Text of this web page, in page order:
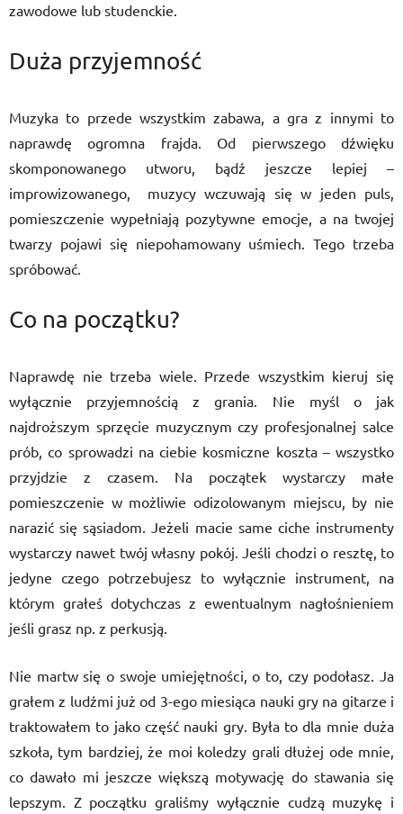
zawodowe lub studenckie.
Duża przyjemność
Muzyka to przede wszystkim zabawa, a gra z innymi to
naprawdę ogromna frajda. Od pierwszego dźwięku
skomponowanego utworu, bądź jeszcze lepiej –
improwizowanego, muzycy wczuwają się w jeden puls,
pomieszczenie wypełniają pozytywne emocje, a na twojej
twarzy pojawi się niepohamowany uśmiech. Tego trzeba
spróbować.
Co na początku?
Naprawdę nie trzeba wiele. Przede wszystkim kieruj się
wyłącznie przyjemnością z grania. Nie myśl o jak
najdroższym sprzęcie muzycznym czy profesjonalnej salce
prób, co sprowadzi na ciebie kosmiczne koszta – wszystko
przyjdzie z czasem. Na początek wystarczy małe
pomieszczenie w możliwie odizolowanym miejscu, by nie
narazić się sąsiadom. Jeżeli macie same ciche instrumenty
wystarczy nawet twój własny pokój. Jeśli chodzi o resztę, to
jedyne czego potrzebujesz to wyłącznie instrument, na
którym grałeś dotychczas z ewentualnym nagłośnieniem
jeśli grasz np. z perkusją.
Nie martw się o swoje umiejętności, o to, czy podołasz. Ja
grałem z ludźmi już od 3-ego miesiąca nauki gry na gitarze i
traktowałem to jako część nauki gry. Była to dla mnie duża
szkoła, tym bardziej, że moi koledzy grali dłużej ode mnie,
co dawało mi jeszcze większą motywację do stawania się
lepszym. Z początku graliśmy wyłącznie cudzą muzykę i